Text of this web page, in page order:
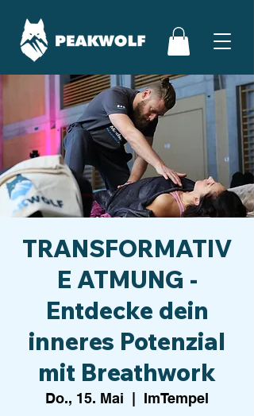
TRANSFORMATIV
E ATMUNG -
Entdecke dein
inneres Potenzial
mit Breathwork
Do., 15. Mai
  |
ImTempel